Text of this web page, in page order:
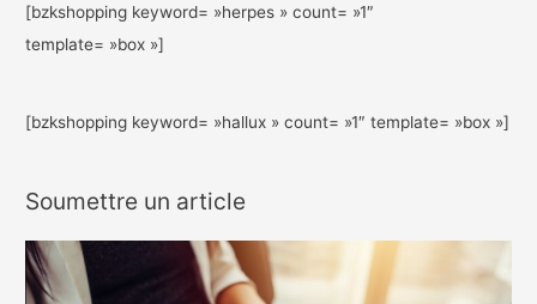
[bzkshopping keyword= »herpes » count= »1″
template= »box »]
[bzkshopping keyword= »hallux » count= »1″ template= »box »]
Soumettre un article